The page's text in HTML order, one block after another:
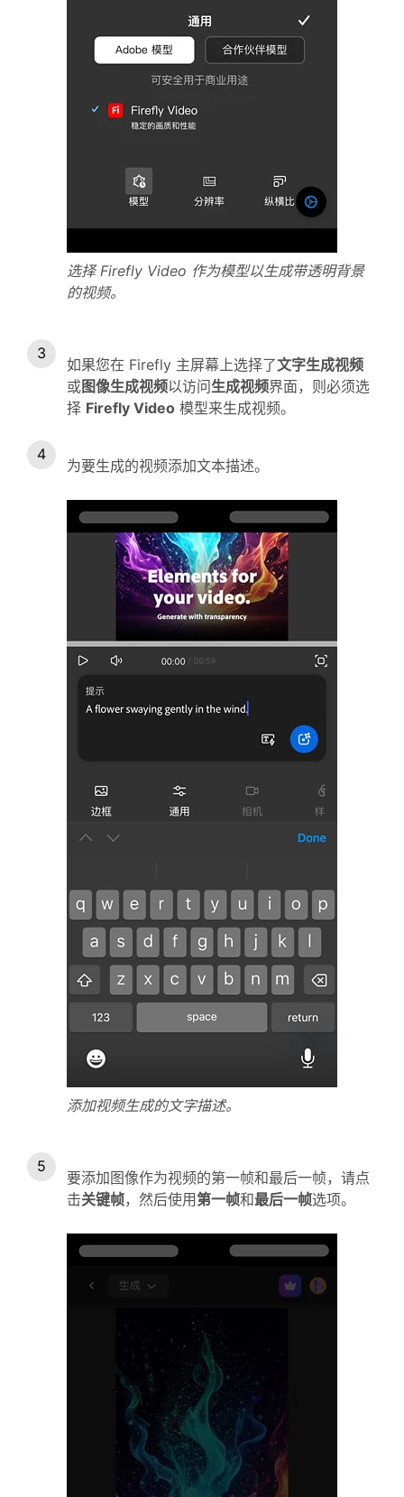
选择 Firefly Video 作为模型以生成带透明背景
的视频。
如果您在 Firefly 主屏幕上选择了文字生成视频
或图像生成视频以访问生成视频界面，则必须选
择 Firefly Video 模型来生成视频。
为要生成的视频添加文本描述。
添加视频生成的文字描述。
要添加图像作为视频的第一帧和最后一帧，请点
击关键帧，然后使用第一帧和最后一帧选项。